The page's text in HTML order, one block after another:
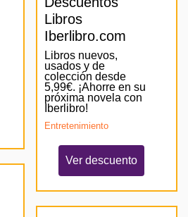
Libros
Iberlibro.com
Libros nuevos,
usados y de
colección desde
5,99€. ¡Ahorre en su
próxima novela con
Iberlibro!
Entretenimiento
Ver descuento